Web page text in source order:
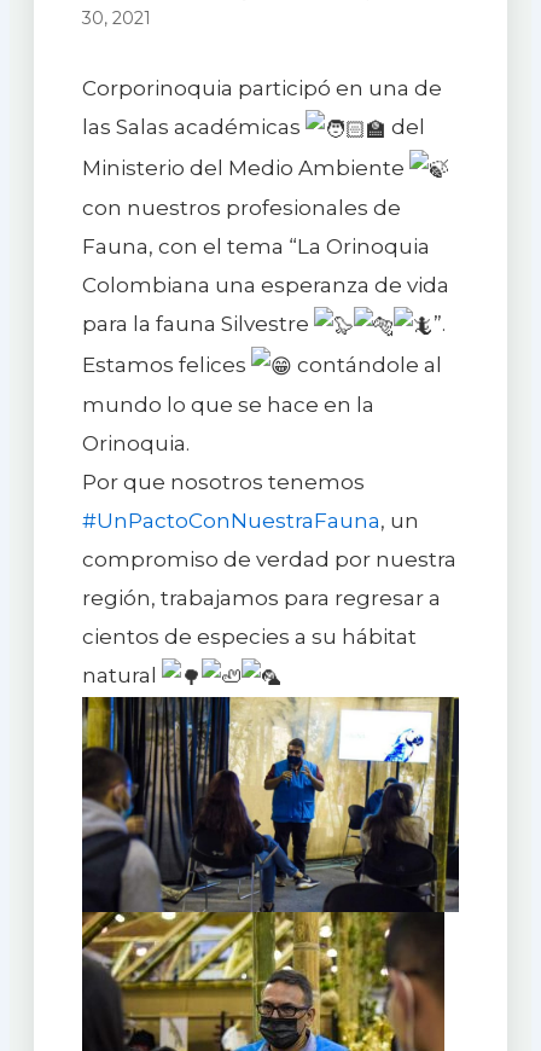
30, 2021
Corporinoquia participó en una de
las Salas académicas
del
Ministerio del Medio Ambiente
con nuestros profesionales de
Fauna, con el tema “La Orinoquia
Colombiana una esperanza de vida
para la fauna Silvestre
”.
Estamos felices
contándole al
mundo lo que se hace en la
Orinoquia.
Por que nosotros tenemos
#UnPactoConNuestraFauna, un
compromiso de verdad por nuestra
región, trabajamos para regresar a
cientos de especies a su hábitat
natural